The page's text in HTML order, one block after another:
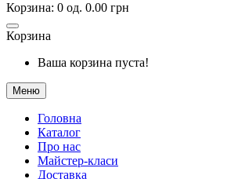
Корзина: 0 од. 0.00 грн
Корзина
Ваша корзина пуста!
Меню
Головна
Каталог
Про нас
Майстер-класи
Доставка